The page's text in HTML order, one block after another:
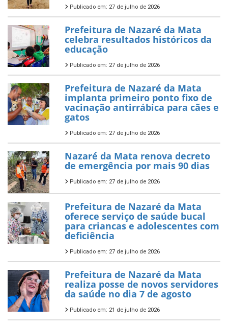
Publicado em: 27 de julho de 2026
Prefeitura de Nazaré da Mata
celebra resultados históricos da
educação
Publicado em: 27 de julho de 2026
Prefeitura de Nazaré da Mata
implanta primeiro ponto fixo de
vacinação antirrábica para cães e
gatos
Publicado em: 27 de julho de 2026
Nazaré da Mata renova decreto
de emergência por mais 90 dias
Publicado em: 27 de julho de 2026
Prefeitura de Nazaré da Mata
oferece serviço de saúde bucal
para criancas e adolescentes com
deficiência
Publicado em: 27 de julho de 2026
Prefeitura de Nazaré da Mata
realiza posse de novos servidores
da saúde no dia 7 de agosto
Publicado em: 21 de julho de 2026